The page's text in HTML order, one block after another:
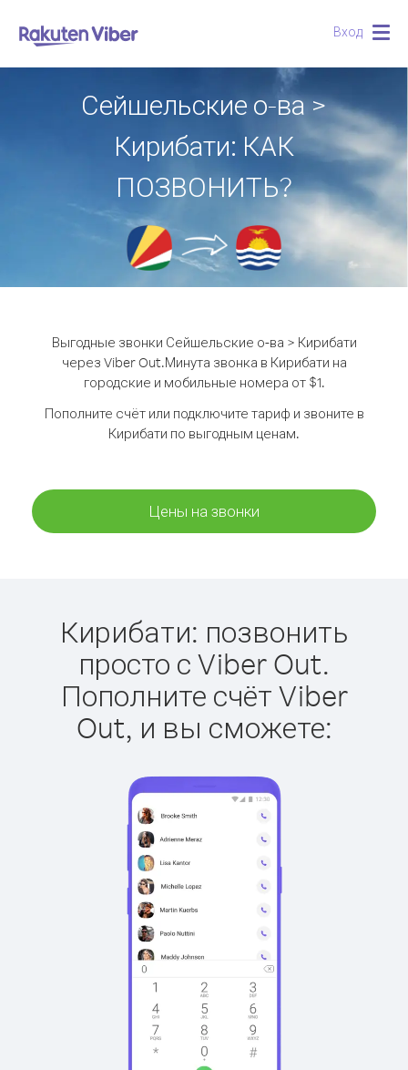
Вход
Сейшельские о-ва >
Кирибати: КАК
ПОЗВОНИТЬ?
Выгодные звонки Сейшельские о-ва > Кирибати
через Viber Out.Минута звонка в Кирибати на
городские и мобильные номера от $1.
Пополните счёт или подключите тариф и звоните в
Кирибати по выгодным ценам.
Цены на звонки
Кирибати: позвонить
просто с Viber Out.
Пополните счёт Viber
Out, и вы сможете: